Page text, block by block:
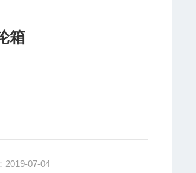
箱
2019-07-04